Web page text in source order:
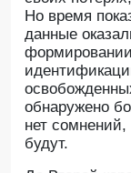
Но время
данные
обнаружено
нет
будут.